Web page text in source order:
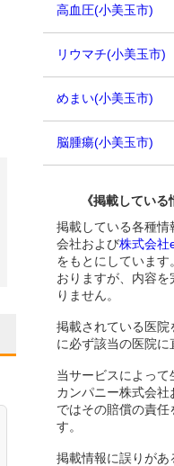
高血圧(小美玉市)
リウマチ(小美玉市)
めまい(小美玉市)
脳腫瘍(小美玉市)
《掲載してい
掲載している各種
会社および株式会社
をもとにしていま
おりますが、内容
りません。
掲載されている医
に必ず該当の医院に
当サービスによっ
カンパニー株式会社
ではその賠償の責任
す。
掲載情報に誤りがあ